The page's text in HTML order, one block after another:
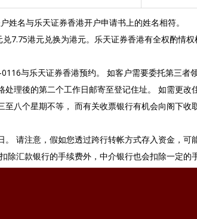
姓名与乐天证券香港开户申请书上的姓名相符。
7.75港元兑换为港元。乐天证券香港有全权酌情
与乐天证券香港预约。 如客户需要委托第三者
理後的第二个工作日邮寄至登记住址。 如需更
八个星期不等， 而有关收票银行有机会向阁下
请注意，假如您透过跨行转帐方式存入资金，
除汇款银行的手续费外，中介银行也会扣除一定